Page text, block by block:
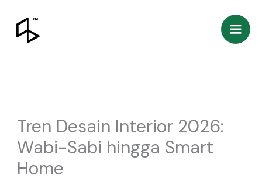
Tren Desain Interior 2026:
Wabi-Sabi hingga Smart
Home